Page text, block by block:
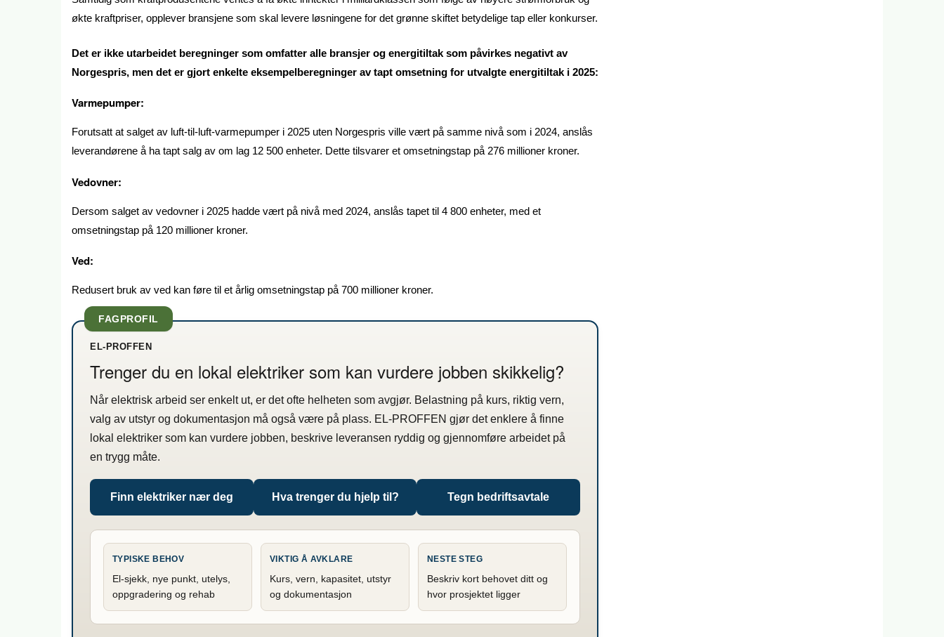
økte kraftpriser, opplever bransjene som skal levere løsningene for det grønne skiftet betydelige tap eller konkurser.
Det er ikke utarbeidet beregninger som omfatter alle bransjer og energitiltak som påvirkes negativt av
Norgespris, men det er gjort enkelte eksempelberegninger av tapt omsetning for utvalgte energitiltak i 2025:
Varmepumper:
Forutsatt at salget av luft-til-luft-varmepumper i 2025 uten Norgespris ville vært på samme nivå som i 2024, anslås
leverandørene å ha tapt salg av om lag 12 500 enheter. Dette tilsvarer et omsetningstap på 276 millioner kroner.
Vedovner:
Dersom salget av vedovner i 2025 hadde vært på nivå med 2024, anslås tapet til 4 800 enheter, med et
omsetningstap på 120 millioner kroner.
Ved:
Redusert bruk av ved kan føre til et årlig omsetningstap på 700 millioner kroner.
FAGPROFIL
EL-PROFFEN
Trenger du en lokal elektriker som kan vurdere jobben skikkelig?
Når elektrisk arbeid ser enkelt ut, er det ofte helheten som avgjør. Belastning på kurs, riktig vern,
valg av utstyr og dokumentasjon må også være på plass. EL-PROFFEN gjør det enklere å finne
lokal elektriker som kan vurdere jobben, beskrive leveransen ryddig og gjennomføre arbeidet på
en trygg måte.
Finn elektriker nær deg Hva trenger du hjelp til? Tegn bedriftsavtale
TYPISKE BEHOV
El-sjekk, nye punkt, utelys,
oppgradering og rehab
VIKTIG Å AVKLARE
Kurs, vern, kapasitet, utstyr
og dokumentasjon
NESTE STEG
Beskriv kort behovet ditt og
hvor prosjektet ligger